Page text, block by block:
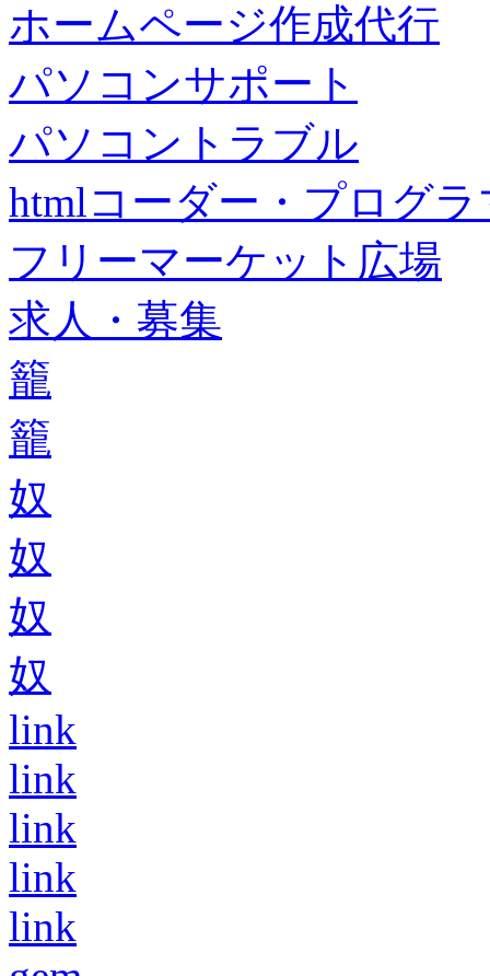
ホームページ作成代行
パソコンサポート
パソコントラブル
htmlコーダー・プログラ
フリーマーケット広場
求人・募集
籠
籠
奴
奴
奴
奴
link
link
link
link
link